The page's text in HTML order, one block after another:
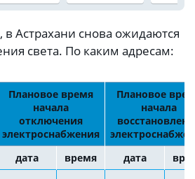
в Астрахани снова ожидаются
света. По каким адресам:
Плановое время
начала
отключения
электроснабжения
Плановое
начала
дата
время дата